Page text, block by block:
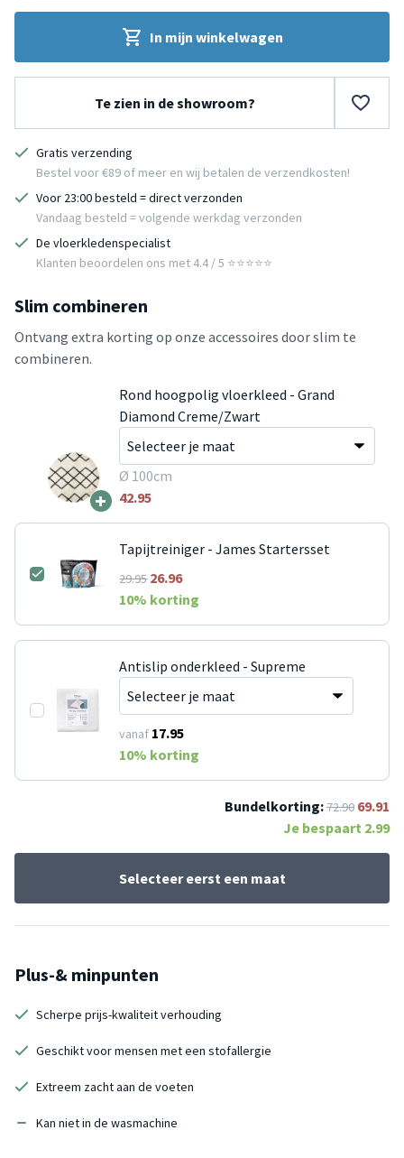
In mijn winkelwagen
Te zien in de showroom?
Gratis verzending
Bestel voor €89 of meer en wij betalen de verzendkosten!
Voor 23:00 besteld = direct verzonden
Vandaag besteld = volgende werkdag verzonden
De vloerkledenspecialist
Klanten beoordelen ons met 4.4 / 5 ⭐⭐⭐⭐⭐
Slim combineren
Ontvang extra korting op onze accessoires door slim te
combineren.
+
Rond hoogpolig vloerkleed - Grand
Diamond Creme/Zwart
Ø 100cm
42.95
Tapijtreiniger - James Startersset
29.9526.96
10% korting
Antislip onderkleed - Supreme
vanaf 17.95
10% korting
Bundelkorting:72.90 69.91
Je bespaart 2.99
Selecteer eerst een maat
Plus-& minpunten
Scherpe prijs-kwaliteit verhouding
Geschikt voor mensen met een stofallergie
Extreem zacht aan de voeten
Kan niet in de wasmachine